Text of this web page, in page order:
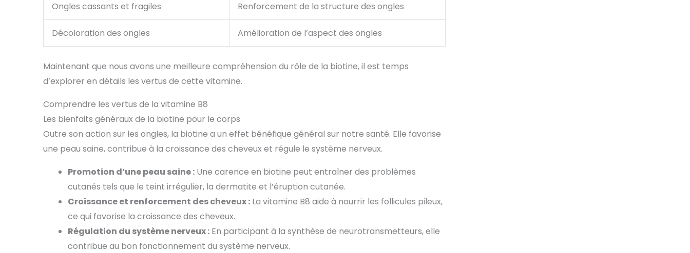
Ongles cassants et fragiles Renforcement de la structure des ongles
Décoloration des ongles Amélioration de l’aspect des ongles
Maintenant que nous avons une meilleure compréhension du rôle de la biotine, il est temps
d’explorer en détails les vertus de cette vitamine.
Comprendre les vertus de la vitamine B8
Les bienfaits généraux de la biotine pour le corps
Outre son action sur les ongles, la biotine a un effet bénéfique général sur notre santé. Elle favorise
une peau saine, contribue à la croissance des cheveux et régule le système nerveux.
Promotion d’une peau saine : Une carence en biotine peut entraîner des problèmes
cutanés tels que le teint irrégulier, la dermatite et l’éruption cutanée.
Croissance et renforcement des cheveux : La vitamine B8 aide à nourrir les follicules pileux,
ce qui favorise la croissance des cheveux.
Régulation du système nerveux : En participant à la synthèse de neurotransmetteurs, elle
contribue au bon fonctionnement du système nerveux.